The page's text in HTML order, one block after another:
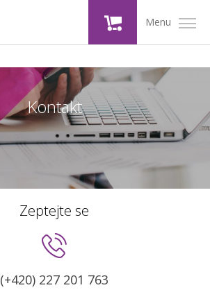
Menu
Kontakt
Zeptejte se
(+420) 227 201 763